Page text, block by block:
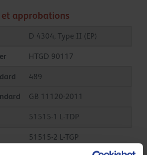
approbations
D 4304, Type II (EP)
HTGD 90117
489
GB 11120-2011
51515-1 L-TDP
51515-2 L-TGP